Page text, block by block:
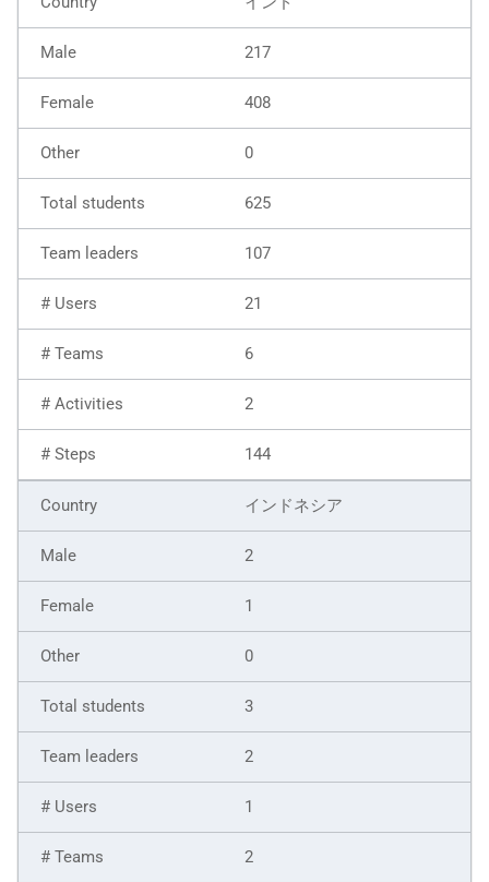
217
408
0
625
107
21
6
2
144
インドネシア
2
1
0
3
2
1
2